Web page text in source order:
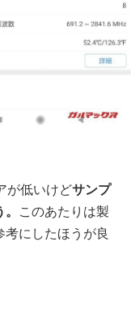
が低いけどサンプ
このあたりは製
にしたほうが良